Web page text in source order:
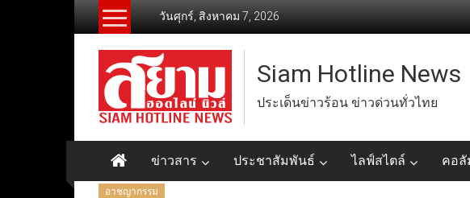
วันศุกร์, สิงหาคม 7, 2026
Siam Hotline News
ประเด็นข่าวร้อน ข่าวด่วนทั่วไทย
ข่าวสาร ประชาสัมพันธ์ ไลฟ์สไตล์ คอ
อาชญากรรม